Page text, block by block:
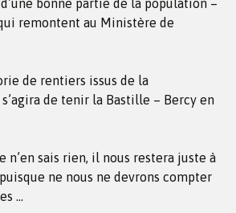
bonne partie de la population –
remontent au Ministère de
de rentiers issus de la
de tenir la Bastille – Bercy en
n’en sais rien, il nous restera juste à
ne nous ne devrons compter
…